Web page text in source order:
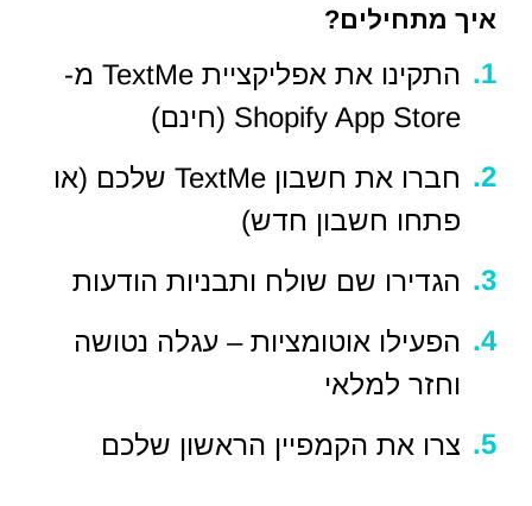
איך מתחילים?
התקינו את אפליקציית TextMe מ-
Shopify App Store (חינם)
חברו את חשבון TextMe שלכם (או
פתחו חשבון חדש)
הגדירו שם שולח ותבניות הודעות
הפעילו אוטומציות – עגלה נטושה
וחזר למלאי
צרו את הקמפיין הראשון שלכם